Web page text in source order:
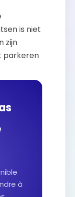
is niet
zijn
parkeren
à